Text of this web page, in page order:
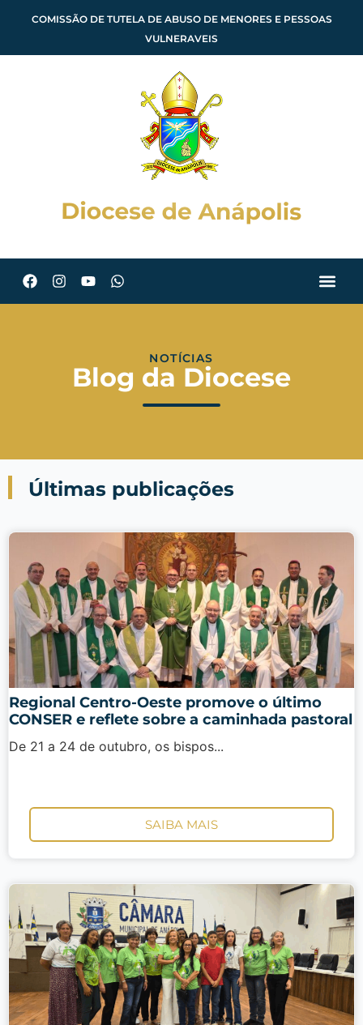
COMISSÃO DE TUTELA DE ABUSO DE MENORES E PESSOAS
VULNERAVEIS
NOTÍCIAS
Blog da Diocese
Últimas publicações
Regional Centro-Oeste promove o último
CONSER e reflete sobre a caminhada pastoral
De 21 a 24 de outubro, os bispos...
SAIBA MAIS